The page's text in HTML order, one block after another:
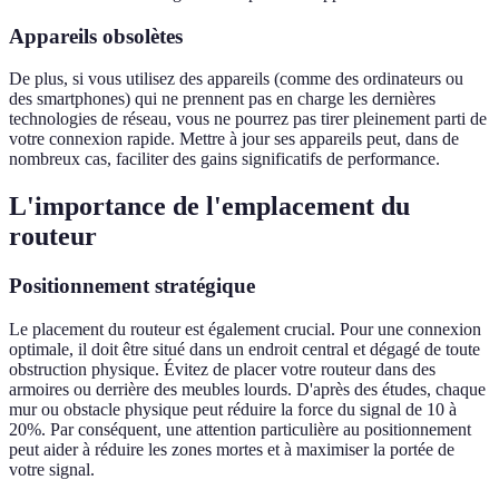
Appareils obsolètes
De plus, si vous utilisez des appareils (comme des ordinateurs ou
des smartphones) qui ne prennent pas en charge les dernières
technologies de réseau, vous ne pourrez pas tirer pleinement parti de
votre connexion rapide. Mettre à jour ses appareils peut, dans de
nombreux cas, faciliter des gains significatifs de performance.
L'importance de l'emplacement du
routeur
Positionnement stratégique
Le placement du routeur est également crucial. Pour une connexion
optimale, il doit être situé dans un endroit central et dégagé de toute
obstruction physique. Évitez de placer votre routeur dans des
armoires ou derrière des meubles lourds. D'après des études, chaque
mur ou obstacle physique peut réduire la force du signal de 10 à
20%. Par conséquent, une attention particulière au positionnement
peut aider à réduire les zones mortes et à maximiser la portée de
votre signal.